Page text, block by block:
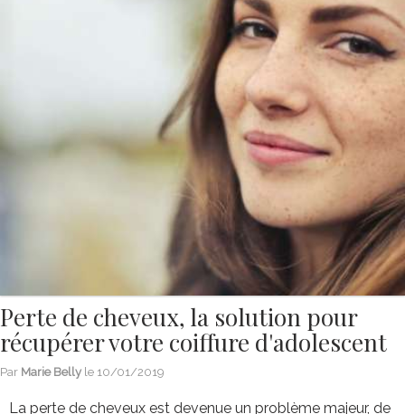
Perte de cheveux, la solution pour
récupérer votre coiffure d'adolescent
Par Marie Belly le 10/01/2019
La perte de cheveux est devenue un problème majeur, de